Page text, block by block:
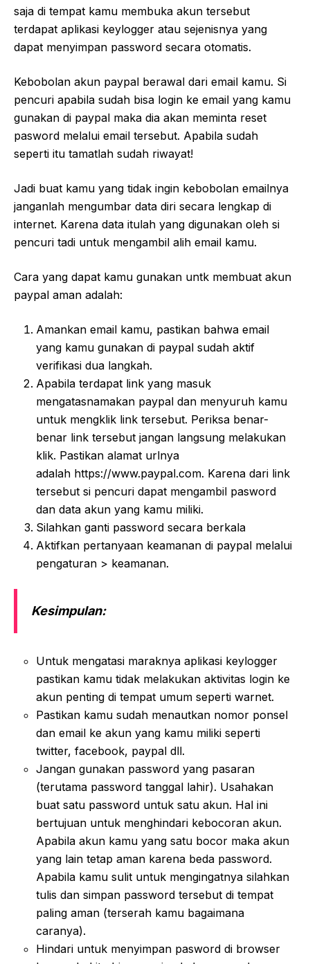
saja di tempat kamu membuka akun tersebut
terdapat aplikasi keylogger atau sejenisnya yang
dapat menyimpan password secara otomatis.
Kebobolan akun paypal berawal dari email kamu. Si
pencuri apabila sudah bisa login ke email yang kamu
gunakan di paypal maka dia akan meminta reset
pasword melalui email tersebut. Apabila sudah
seperti itu tamatlah sudah riwayat!
Jadi buat kamu yang tidak ingin kebobolan emailnya
janganlah mengumbar data diri secara lengkap di
internet. Karena data itulah yang digunakan oleh si
pencuri tadi untuk mengambil alih email kamu.
Cara yang dapat kamu gunakan untk membuat akun
paypal aman adalah:
Amankan email kamu, pastikan bahwa email
yang kamu gunakan di paypal sudah aktif
verifikasi dua langkah.
Apabila terdapat link yang masuk
mengatasnamakan paypal dan menyuruh kamu
untuk mengklik link tersebut. Periksa benar-
benar link tersebut jangan langsung melakukan
klik. Pastikan alamat urlnya
adalah https://www.paypal.com. Karena dari link
tersebut si pencuri dapat mengambil pasword
dan data akun yang kamu miliki.
Silahkan ganti password secara berkala
Aktifkan pertanyaan keamanan di paypal melalui
pengaturan > keamanan.
Kesimpulan:
Untuk mengatasi maraknya aplikasi keylogger
pastikan kamu tidak melakukan aktivitas login ke
akun penting di tempat umum seperti warnet.
Pastikan kamu sudah menautkan nomor ponsel
dan email ke akun yang kamu miliki seperti
twitter, facebook, paypal dll.
Jangan gunakan password yang pasaran
(terutama password tanggal lahir). Usahakan
buat satu password untuk satu akun. Hal ini
bertujuan untuk menghindari kebocoran akun.
Apabila akun kamu yang satu bocor maka akun
yang lain tetap aman karena beda password.
Apabila kamu sulit untuk mengingatnya silahkan
tulis dan simpan password tersebut di tempat
paling aman (terserah kamu bagaimana
caranya).
Hindari untuk menyimpan pasword di browser